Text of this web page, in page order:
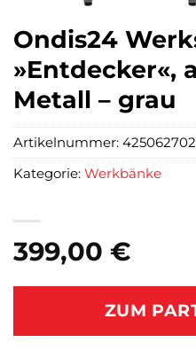
Ondis24
»Entdecker«,
Metall – grau
399,00 €
ZUM
Artikelnummer:
Kategorie: Werkbänke